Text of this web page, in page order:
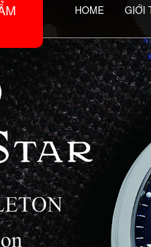
HOME GIỚI